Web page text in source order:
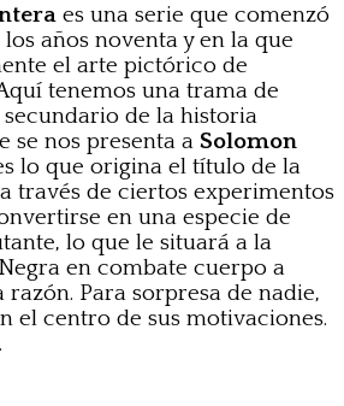
es una serie que comenzó
años noventa y en la que
el arte pictórico de
tenemos una trama de
de la historia
se nos presenta a Solomon
lo que origina el título de la
través de ciertos experimentos
en una especie de
lo que le situará a la
en combate cuerpo a
Para sorpresa de nadie,
el centro de sus motivaciones.